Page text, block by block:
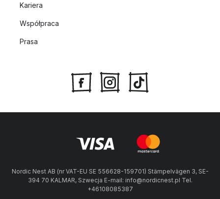
Kariera
Współpraca
Prasa
Nordic Nest AB (nr VAT-EU SE 556628-159701) Stämpelvägen 3, SE-
394 70 KALMAR, Szwecja E-mail: info@nordicnest.pl Tel.
+46108085387